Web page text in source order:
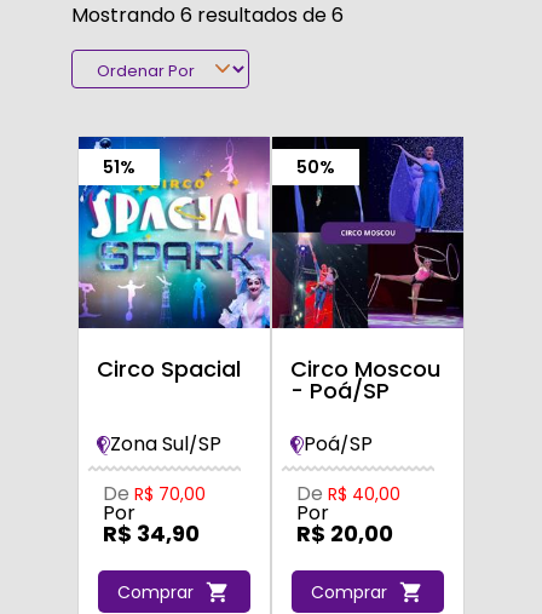
Mostrando 6 resultados de 6
51%
Circo Spacial
Zona Sul/SP
De R$ 70,00
Por
R$ 34,90
Comprar
50%
Circo Moscou
- Poá/SP
Poá/SP
De R$ 40,00
Por
R$ 20,00
Comprar